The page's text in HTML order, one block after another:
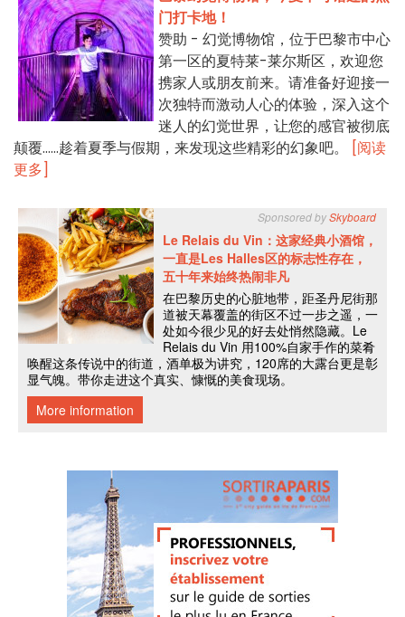
门打卡地！
赞助 - 幻觉博物馆，位于巴黎市中心
第一区的夏特莱-莱尔斯区，欢迎您
携家人或朋友前来。请准备好迎接一
次独特而激动人心的体验，深入这个
迷人的幻觉世界，让您的感官被彻底
颠覆……趁着夏季与假期，来发现这些精彩的幻象吧。
[阅读
更多]